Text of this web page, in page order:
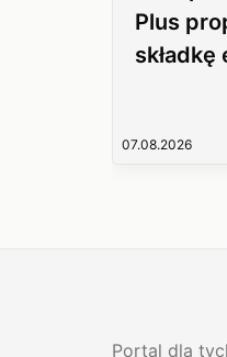
Plus
07.08.2026
Portal dla